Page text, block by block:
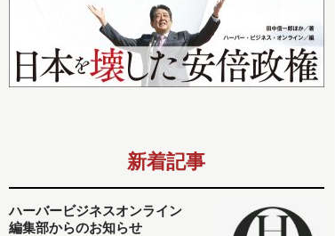
新着記事
ハーバービジネスオンライン
編集部からのお知らせ